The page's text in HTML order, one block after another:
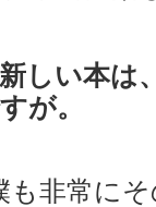
い本は
が。
も非常に